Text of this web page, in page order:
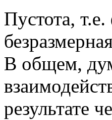
Пустота,
В общем,
результате